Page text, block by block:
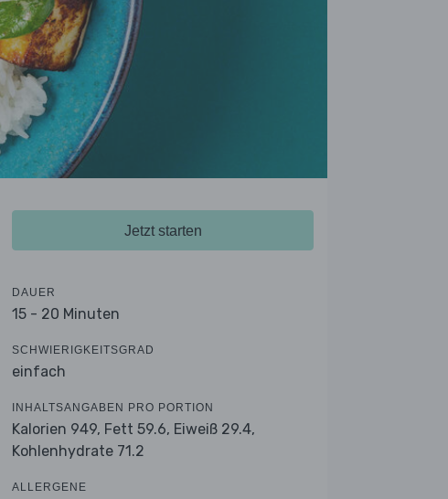
Jetzt starten
DAUER
15 - 20 Minuten
SCHWIERIGKEITSGRAD
einfach
INHALTSANGABEN PRO PORTION
Kalorien 949, Fett 59.6, Eiweiß 29.4,
Kohlenhydrate 71.2
ALLERGENE